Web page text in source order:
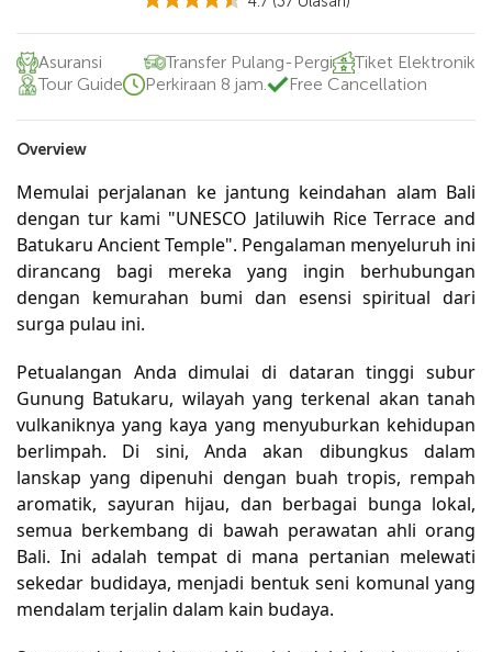
Asuransi Transfer Pulang-Pergi
Tiket Elektronik
Tour Guide
Perkiraan 8 jam. Free Cancellation
Overview
Memulai perjalanan ke jantung keindahan alam Bali
dengan tur kami "UNESCO Jatiluwih Rice Terrace and
Batukaru Ancient Temple". Pengalaman menyeluruh ini
dirancang bagi mereka yang ingin berhubungan
dengan kemurahan bumi dan esensi spiritual dari
surga pulau ini.
Petualangan Anda dimulai di dataran tinggi subur
Gunung Batukaru, wilayah yang terkenal akan tanah
vulkaniknya yang kaya yang menyuburkan kehidupan
berlimpah. Di sini, Anda akan dibungkus dalam
lanskap yang dipenuhi dengan buah tropis, rempah
aromatik, sayuran hijau, dan berbagai bunga lokal,
semua berkembang di bawah perawatan ahli orang
Bali. Ini adalah tempat di mana pertanian melewati
sekedar budidaya, menjadi bentuk seni komunal yang
mendalam terjalin dalam kain budaya.